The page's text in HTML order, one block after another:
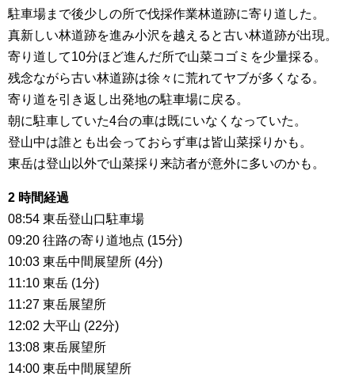
駐車場まで後少しの所で伐採作業林道跡に寄り道した。
真新しい林道跡を進み小沢を越えると古い林道跡が出現。
寄り道して10分ほど進んだ所で山菜コゴミを少量採る。
残念ながら古い林道跡は徐々に荒れてヤブが多くなる。
寄り道を引き返し出発地の駐車場に戻る。
朝に駐車していた4台の車は既にいなくなっていた。
登山中は誰とも出会っておらず車は皆山菜採りかも。
東岳は登山以外で山菜採り来訪者が意外に多いのかも。
2 時間経過
08:54 東岳登山口駐車場
09:20 往路の寄り道地点 (15分)
10:03 東岳中間展望所 (4分)
11:10 東岳 (1分)
11:27 東岳展望所
12:02 大平山 (22分)
13:08 東岳展望所
14:00 東岳中間展望所